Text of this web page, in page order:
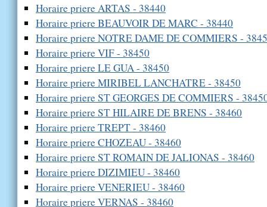
Horaire priere ARTAS - 38440
Horaire priere BEAUVOIR DE MARC - 38440
Horaire priere NOTRE DAME DE COMMIERS -
Horaire priere VIF - 38450
Horaire priere LE GUA - 38450
Horaire priere MIRIBEL LANCHATRE - 38450
Horaire priere ST GEORGES DE COMMIERS -
Horaire priere ST HILAIRE DE BRENS - 38460
Horaire priere TREPT - 38460
Horaire priere CHOZEAU - 38460
Horaire priere ST ROMAIN DE JALIONAS - 38460
Horaire priere DIZIMIEU - 38460
Horaire priere VENERIEU - 38460
Horaire priere VERNAS - 38460